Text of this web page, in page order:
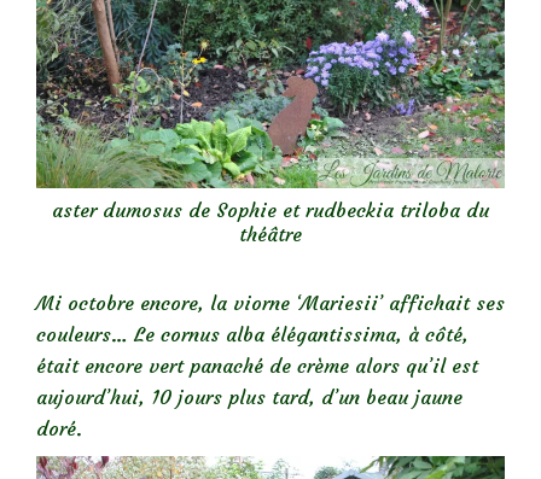
aster dumosus de Sophie et rudbeckia triloba du
théâtre
Mi octobre encore, la viorne ‘Mariesii’ affichait ses
couleurs… Le cornus alba élégantissima, à côté,
était encore vert panaché de crème alors qu’il est
aujourd’hui, 10 jours plus tard, d’un beau jaune
doré.